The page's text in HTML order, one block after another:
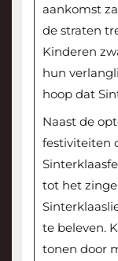
aankomst
de straten
Kinderen
hun
hoop dat
Naast de
festiviteiten
tot het
te beleven.
tonen door